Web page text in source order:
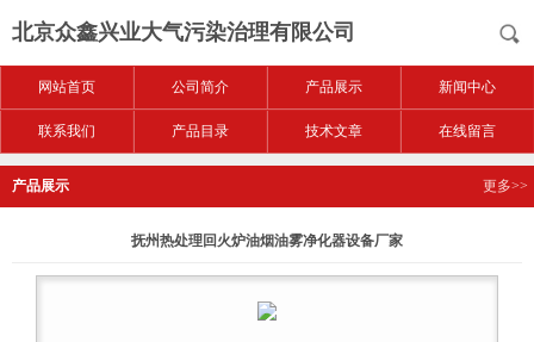
北京众鑫兴业大气污染治理有限公司
网站首页 公司简介 产品展示 新闻中心
联系我们 产品目录 技术文章 在线留言
产品展示 更多>>
抚州热处理回火炉油烟油雾净化器设备厂家